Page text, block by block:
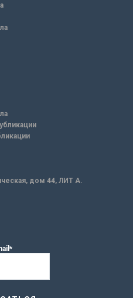
дом 44, ЛИТ А.